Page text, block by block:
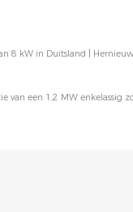
8 kW in Duitsland |
van een 1,2 MW enkelassig